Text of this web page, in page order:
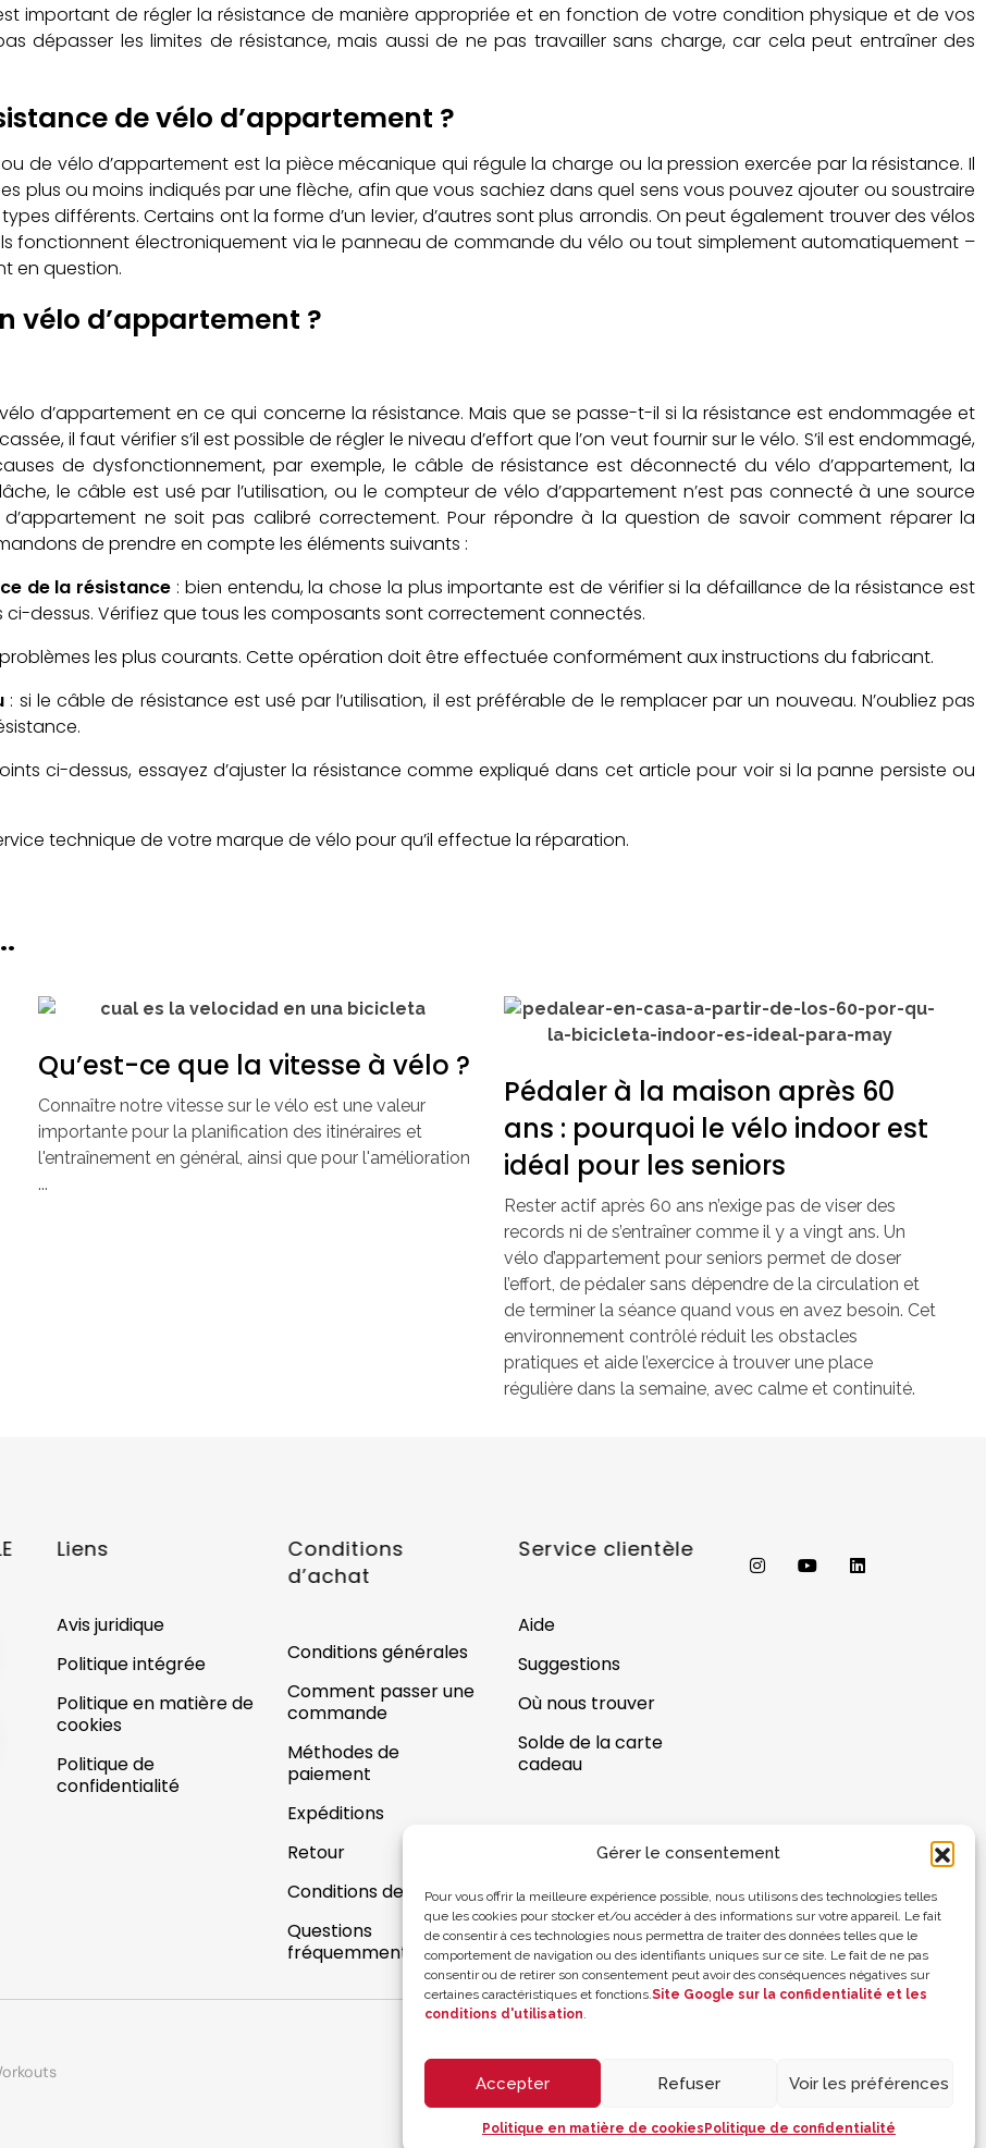
Gérer le consentement
Pour vous offrir la meilleure expérience possible, nous utilisons des technologies telles
que les cookies pour stocker et/ou accéder à des informations sur votre appareil. Le fait
de consentir à ces technologies nous permettra de traiter des données telles que le
comportement de navigation ou des identifiants uniques sur ce site. Le fait de ne pas
consentir ou de retirer son consentement peut avoir des conséquences négatives sur
certaines caractéristiques et fonctions.Site Google sur la confidentialité et les
conditions d'utilisation.
Accepter Refuser Voir les préférences
Politique en matière de cookies Politique de confidentialité
important de régler la résistance de manière appropriée et en fonction de votre condition physique et de vos
dépasser les limites de résistance, mais aussi de ne pas travailler sans charge, car cela peut entraîner des
de vélo d’appartement ?
de vélo d’appartement est la pièce mécanique qui régule la charge ou la pression exercée par la résistance. Il
plus ou moins indiqués par une flèche, afin que vous sachiez dans quel sens vous pouvez ajouter ou soustraire
différents. Certains ont la forme d’un levier, d’autres sont plus arrondis. On peut également trouver des vélos
fonctionnent électroniquement via le panneau de commande du vélo ou tout simplement automatiquement –
en question.
vélo d’appartement ?
d’appartement en ce qui concerne la résistance. Mais que se passe-t-il si la résistance est endommagée et
il faut vérifier s’il est possible de régler le niveau d’effort que l’on veut fournir sur le vélo. S’il est endommagé,
de dysfonctionnement, par exemple, le câble de résistance est déconnecté du vélo d’appartement, la
le câble est usé par l’utilisation, ou le compteur de vélo d’appartement n’est pas connecté à une source
ne soit pas calibré correctement. Pour répondre à la question de savoir comment réparer la
de prendre en compte les éléments suivants :
de la résistance : bien entendu, la chose la plus importante est de vérifier si la défaillance de la résistance est
ci-dessus. Vérifiez que tous les composants sont correctement connectés.
problèmes les plus courants. Cette opération doit être effectuée conformément aux instructions du fabricant.
: si le câble de résistance est usé par l’utilisation, il est préférable de le remplacer par un nouveau. N’oubliez pas
ci-dessus, essayez d’ajuster la résistance comme expliqué dans cet article pour voir si la panne persiste ou
technique de votre marque de vélo pour qu’il effectue la réparation.
Qu’est-ce que la vitesse à vélo ?
Connaître notre vitesse sur le vélo est une valeur
importante pour la planification des itinéraires et
l'entraînement en général, ainsi que pour l'amélioration
...
Pédaler à la maison après 60
ans : pourquoi le vélo indoor est
idéal pour les seniors
Rester actif après 60 ans n’exige pas de viser des
records ni de s’entraîner comme il y a vingt ans. Un
vélo d’appartement pour seniors permet de doser
l’effort, de pédaler sans dépendre de la circulation et
de terminer la séance quand vous en avez besoin. Cet
environnement contrôlé réduit les obstacles
pratiques et aide l’exercice à trouver une place
régulière dans la semaine, avec calme et continuité.
Liens
Avis juridique
Politique intégrée
Politique en matière de
cookies
Politique de
confidentialité
Conditions
d’achat
Conditions générales
Comment passer une
commande
Méthodes de
paiement
Expéditions
Retour
Conditions de garantie
Questions
fréquemment posées
Service clientèle
Aide
Suggestions
Où nous trouver
Solde de la carte
cadeau